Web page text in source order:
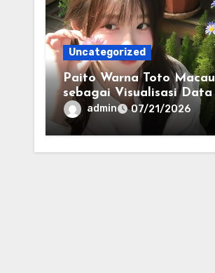
Uncategorized
Paito Warna Toto Macau
sebagai Visualisasi Data
Historis untuk Memahami
Informasi Secara Lebih
Terstruktur
admin 07/21/2026